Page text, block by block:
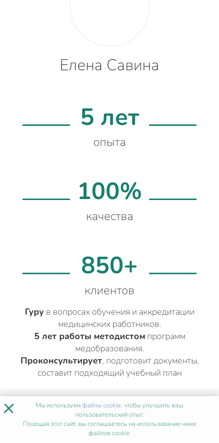
Елена Савина
5 лет
опыта
100%
качества
850+
клиентов
Гуру в вопросах обучения и аккредитации
медицинских работников.
5 лет работы методистом программ
медобразования.
Проконсультирует, подготовит документы,
составит подходящий учебный план
ДРУГИЕ МЕДИЦИНСКИЕ КУРСЫ
ДЛЯ СРЕДНИХ МЕДИЦИНСКИХ
РАБОТНИКОВВ МОСКВЕ
× Мы используемфайлы cookie, чтобы улучшить ваш
пользовательский опыт.
Посещая этот сайт, вы соглашаетесь на использование нами
файлов cookie.